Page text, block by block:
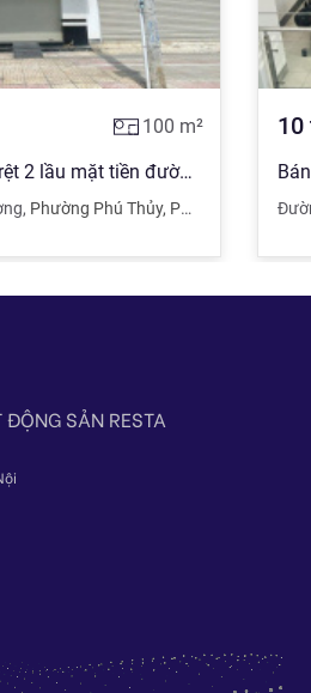
100 m²
Bán nhà Nhà mới 1 trệt 2 lầu mặt tiền đường Hùng Vương, Phú Thuỷ , Bình Thuận
, Phường Phú Thủy, Phan Thiết Bình
10
ĐỘNG SẢN RESTA